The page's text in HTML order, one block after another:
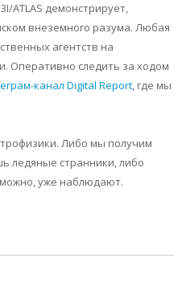
ATLAS демонстрирует,
внеземного разума. Любая
агентств на
Оперативно следить за ходом
канал Digital Report, где мы
Либо мы получим
ледяные странники, либо
уже наблюдают.